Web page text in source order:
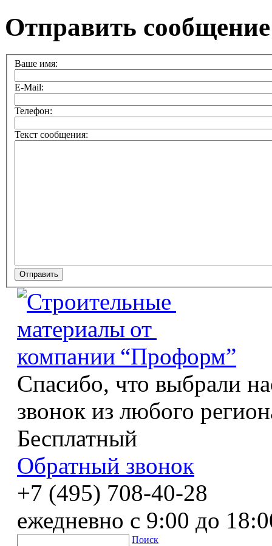
Отправить сообщение
Ваше имя:
E-Mail:
Телефон:
Текст сообщения:
Спасибо, что выбрали
звонок из любого
Бесплатный
Обратный звонок
+7 (495) 708-40-28
ежедневно с 9:00 до
Поиск